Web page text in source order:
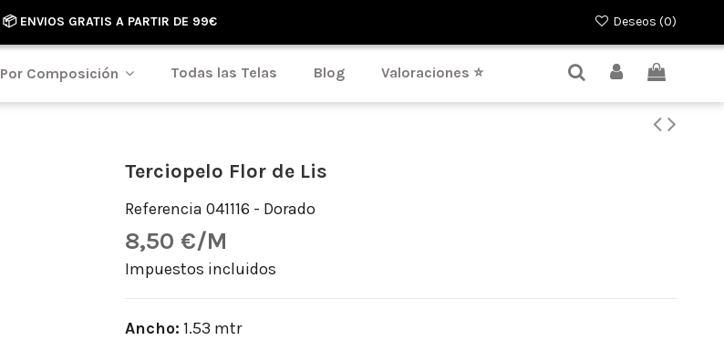
📦 ENVIOS GRATIS A PARTIR DE 99€ Deseos (0)
Por Composición Todas las Telas Blog Valoraciones ⭐
Terciopelo Flor de Lis
Referencia 041116 - Dorado
8,50 €/M
Impuestos incluidos
Ancho: 1.53 mtr